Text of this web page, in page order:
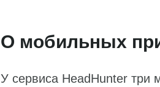
О мобильных
У сервиса HeadHunter три